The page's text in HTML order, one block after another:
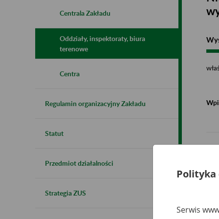
Centrala Zakładu
Oddziały, inspektoraty, biura
terenowe
Centra
Regulamin organizacyjny Zakładu
Statut
Przedmiot działalności
Strategia ZUS
Polityka
Serwis